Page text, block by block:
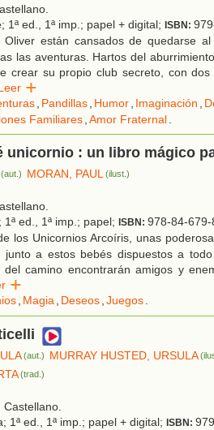
ed., 1ª imp.; papel + digital; ISBN:
Oliver están cansados de quedarse
las aventuras. Hartos del
crear su propio club secreto, con
, Pandillas, Humor, Imaginación ,
Familiares,Amor Fraternal.
unicornio : un libro mágico
(aut.) MORAN, PAUL(ilust.)
ed., 1ª imp.; papel; ISBN: 978-84-679-
los Unicornios Arcoíris, unas
junto a estos bebés dispuestos a
camino encontrarán amigos y
, Magia, Deseos,Juegos.
(aut.) MURRAY HUSTED, URSULA
(trad.)
Castellano.
1ª ed., 1ª imp.; papel + digital; ISBN: